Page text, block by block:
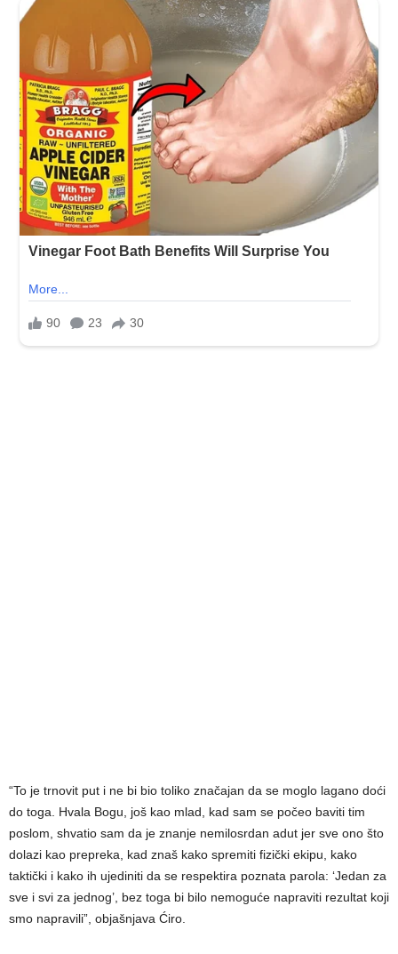
“To je trnovit put i ne bi bio toliko značajan da se moglo lagano doći
do toga. Hvala Bogu, još kao mlad, kad sam se počeo baviti tim
poslom, shvatio sam da je znanje nemilosrdan adut jer sve ono što
dolazi kao prepreka, kad znaš kako spremiti fizički ekipu, kako
taktički i kako ih ujediniti da se respektira poznata parola: ‘Jedan za
sve i svi za jednog’, bez toga bi bilo nemoguće napraviti rezultat koji
smo napravili”, objašnjava Ćiro.